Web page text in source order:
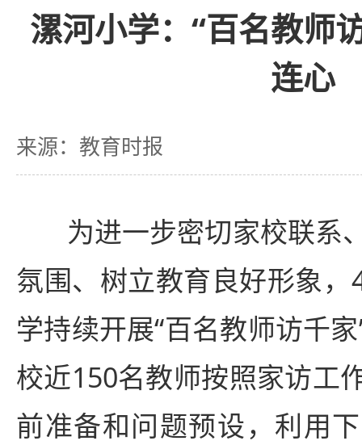
漯河小学：“百名教师
连心
来源：教育时报
为进一步密切家校联系
氛围、树立教育良好形象
学持续开展“百名教师访千
校近150名教师按照家访工
前准备和问题预设，利用